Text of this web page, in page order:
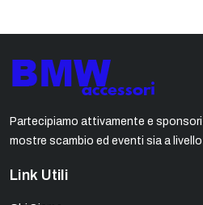
Partecipiamo attivamente e
mostre scambio ed eventi sia a
Link Utili